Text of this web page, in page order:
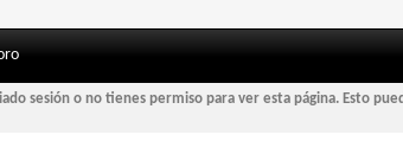
sesión o no tienes permiso para ver esta página. Esto